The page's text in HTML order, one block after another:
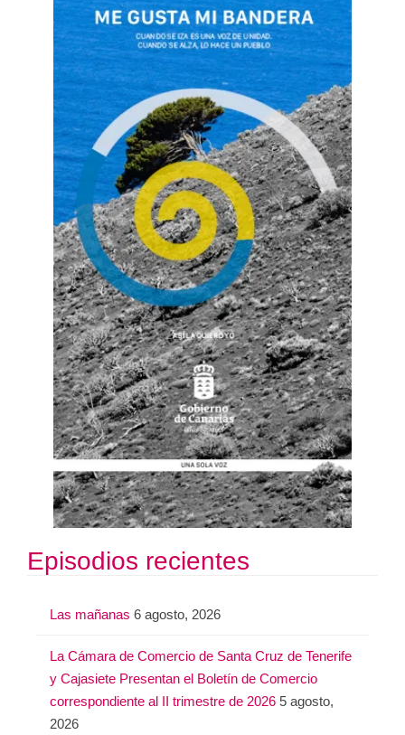
Episodios recientes
Las mañanas 6 agosto, 2026
La Cámara de Comercio de Santa Cruz de Tenerife
y Cajasiete Presentan el Boletín de Comercio
correspondiente al II trimestre de 2026 5 agosto,
2026